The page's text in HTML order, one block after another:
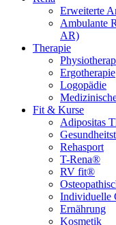
Erweiterte
Ambulante
AR)
Therapie
Ergotherapie
Logopädie
Fit & Kurse
Adipositas
Rehasport
T-Rena®
RV fit®
Individuelle
Ernährung
Kosmetik